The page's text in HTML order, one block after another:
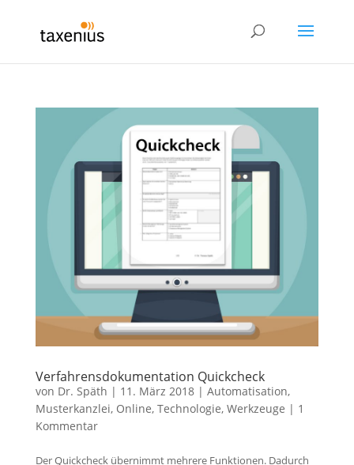
Verfahrensdokumentation Quickcheck
von Dr. Späth | 11. März 2018| Automatisation,
Musterkanzlei, Online, Technologie, Werkzeuge | 1
Kommentar
Der Quickcheck übernimmt mehrere Funktionen. Dadurch